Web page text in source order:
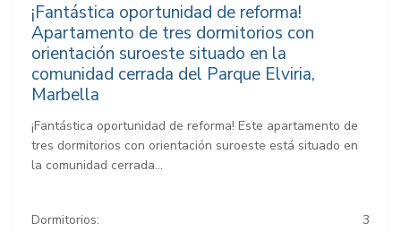
¡Fantástica oportunidad de reforma!
Apartamento de tres dormitorios con
orientación suroeste situado en la
comunidad cerrada del Parque Elviria,
Marbella
¡Fantástica oportunidad de reforma! Este apartamento de
tres dormitorios con orientación suroeste está situado en
la comunidad cerrada...
Dormitorios:
3